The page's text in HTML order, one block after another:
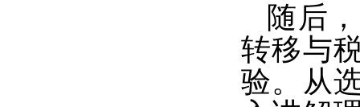
随后
转移与
验。从